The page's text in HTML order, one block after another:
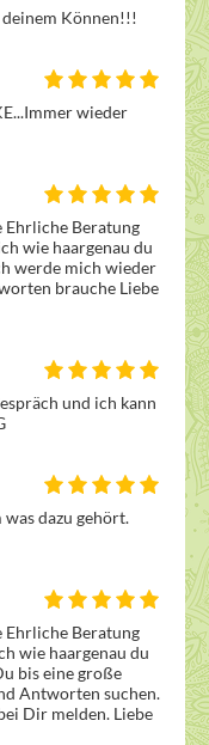
Können!!!
wieder
Ehrliche Beratung
wie haargenau du
werde mich wieder
brauche Liebe
und ich kann
dazu gehört.
Ehrliche Beratung
wie haargenau du
bis eine große
Antworten suchen.
Dir melden. Liebe